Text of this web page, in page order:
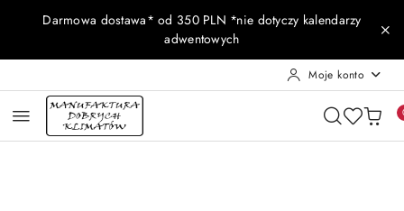
Przejdź do treści głównej
Przejdź do wyszukiwarki
Przejdź do moje konto
Przejdź do menu głównego
Przejdź do opisu produktu
Przejdź do stopki
Darmowa dostawa* od 350 PLN *nie dotyczy kalendarzy
adwentowych
Moje konto